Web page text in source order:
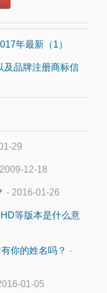
年最新（1）
及品牌注册商标信
29
12-18
- 2016-01-26
等版本是什么意
你的姓名吗？ -
01-05